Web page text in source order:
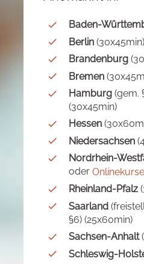
Baden-
Berlin (30x45min)
Brandenburg
Bremen
Hamburg (gem.
(30x45min)
Hessen
Niedersachsen
Nordrhein-
oder Onlinekurse
Rheinland-Pfalz
Saarland
§6) (25x60min)
Sachsen-Anhalt
Schleswig-